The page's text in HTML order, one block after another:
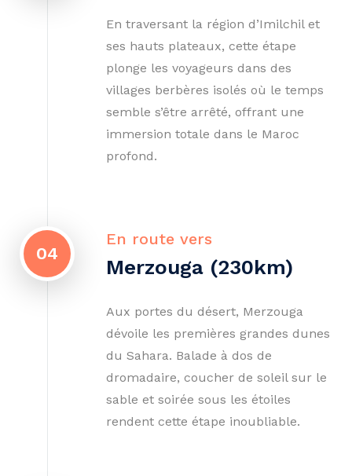
En traversant la région d’Imilchil et
ses hauts plateaux, cette étape
plonge les voyageurs dans des
villages berbères isolés où le temps
semble s’être arrêté, offrant une
immersion totale dans le Maroc
profond.
04
En route vers
Merzouga (230km)
Aux portes du désert, Merzouga
dévoile les premières grandes dunes
du Sahara. Balade à dos de
dromadaire, coucher de soleil sur le
sable et soirée sous les étoiles
rendent cette étape inoubliable.